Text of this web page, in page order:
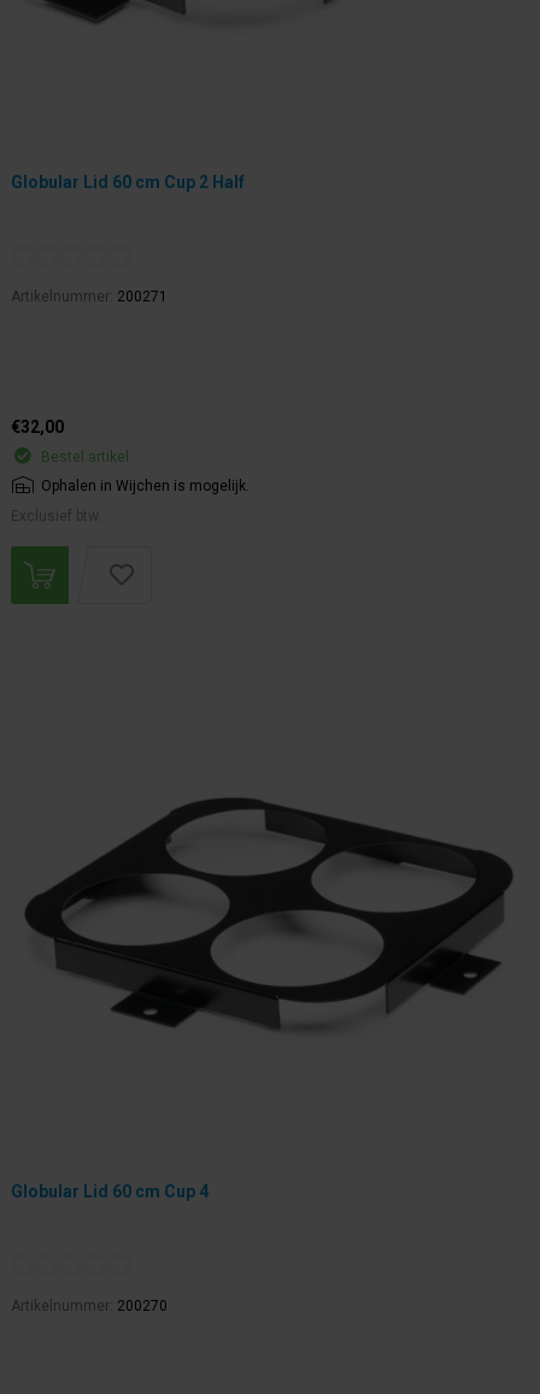
Globular Lid 60 cm Cup 2 Half
Artikelnummer: 200271
€32,00
Bestel artikel.
Ophalen in Wijchen is mogelijk.
Exclusief btw.
Globular Lid 60 cm Cup 4
Artikelnummer: 200270